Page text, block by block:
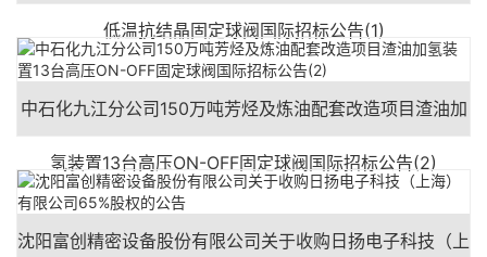
低温抗结晶固定球阀国际招标公告(1)
中石化九江分公司150万吨芳烃及炼油配套改造项目渣油加
氢装置13台高压ON-OFF固定球阀国际招标公告(2)
沈阳富创精密设备股份有限公司关于收购日扬电子科技（上